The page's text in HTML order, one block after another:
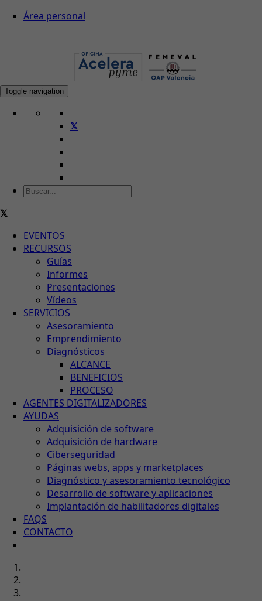
Área personal
Toggle navigation
EVENTOS
RECURSOS
Guías
Informes
Presentaciones
Vídeos
SERVICIOS
Asesoramiento
Emprendimiento
Diagnósticos
ALCANCE
BENEFICIOS
PROCESO
AGENTES DIGITALIZADORES
AYUDAS
Adquisición de software
Adquisición de hardware
Ciberseguridad
Páginas webs, apps y marketplaces
Diagnóstico y asesoramiento tecnológico
Desarrollo de software y aplicaciones
Implantación de habilitadores digitales
FAQS
CONTACTO